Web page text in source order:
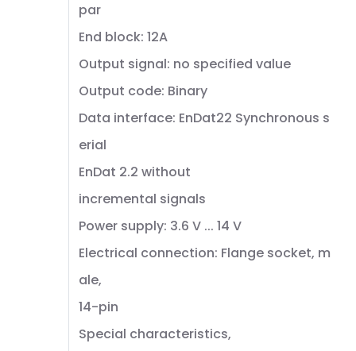
par
End block: 12A
Output signal: no specified value
Output code: Binary
Data interface: EnDat22 Synchronous s
erial
EnDat 2.2 without
incremental signals
Power supply: 3.6 V ... 14 V
Electrical connection: Flange socket, m
ale,
14-pin
Special characteristics,